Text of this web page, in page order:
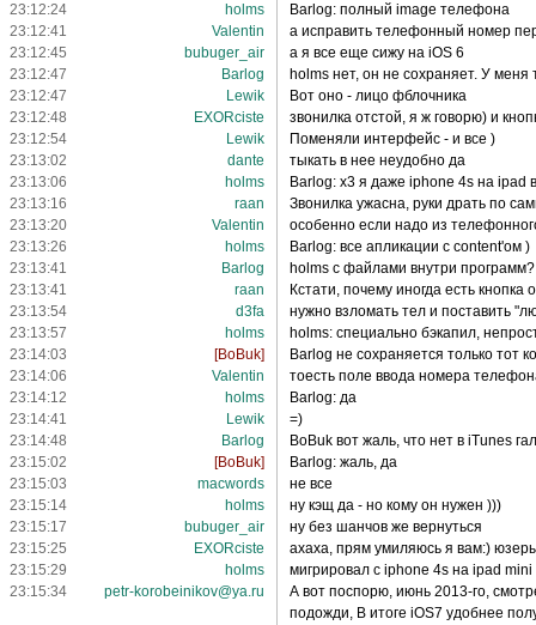
23:12:24
holms
Barlog: полный image телефона
23:12:41
Valentin
а исправить телефонный номер
23:12:45
bubuger_air
а я все еще сижу на iOS 6
23:12:47
Barlog
holms нет, он не сохраняет. У меня
23:12:47
Lewik
Вот оно - лицо фблочника
23:12:48
EXORciste
звонилка отстой, я ж говорю) и
23:12:54
Lewik
Поменяли интерфейс - и все )
23:13:02
dante
тыкать в нее неудобно да
23:13:06
holms
Barlog: х3 я даже iphone 4s на ipad
23:13:16
raan
Звонилка ужасна, руки драть по
23:13:20
Valentin
особенно если надо из
23:13:26
holms
Barlog: все апликации с content'ом )
23:13:41
Barlog
holms с файлами внутри
23:13:41
raan
Кстати, почему иногда есть
23:13:54
d3fa
нужно взломать тел и поставить
23:13:57
holms
holms: специально бэкапил,
23:14:03
[BoBuk]
Barlog не сохраняется только тот
23:14:06
Valentin
тоесть поле ввода номера
23:14:12
holms
Barlog: да
23:14:41
Lewik
=)
23:14:48
Barlog
BoBuk вот жаль, что нет в iTunes
23:15:02
[BoBuk]
Barlog: жаль, да
23:15:03
macwords
не все
23:15:14
holms
ну кэщ да - но кому он нужен )))
23:15:17
bubuger_air
ну без шанчов же вернуться
23:15:25
EXORciste
ахаха, прям умиляюсь я вам:)
23:15:29
holms
мигрировал с iphone 4s на ipad
23:15:34
petr-korobeinikov@ya.ru
А вот поспорю, июнь 2013-го,
подожди, В итоге iOS7 удобнее